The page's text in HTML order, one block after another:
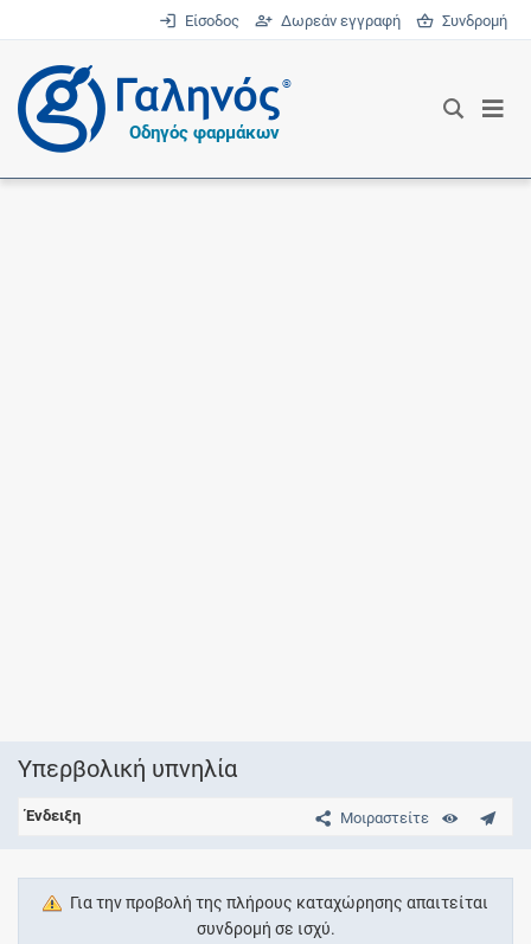
Είσοδος Δωρεάν εγγραφή Συνδρομή
®
Οδηγός φαρμάκων
Υπερβολική υπνηλία
Μοιραστείτε
Ένδειξη
Για την προβολή της πλήρους καταχώρησης απαιτείται
συνδρομή σε ισχύ.